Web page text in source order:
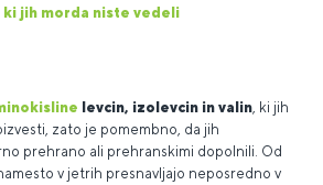
ki jih morda niste vedeli
levcin, izolevcin in valin , ki jih
zato je pomembno, da jih
prehrano ali prehranskimi dopolnili. Od
v jetrih presnavljajo neposredno v